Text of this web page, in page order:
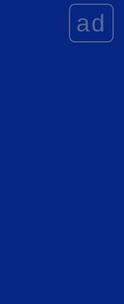
vengo,
Joaquín
Love's
ad